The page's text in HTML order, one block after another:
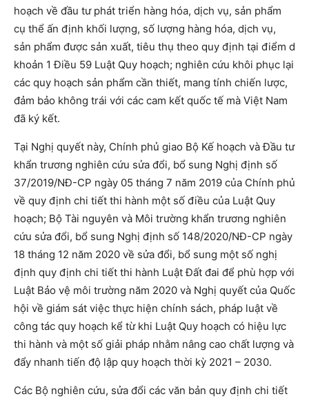
hoạch về đầu tư phát triển hàng hóa, dịch vụ, sản phẩm
cụ thể ấn định khối lượng, số lượng hàng hóa, dịch vụ,
sản phẩm được sản xuất, tiêu thụ theo quy định tại điểm d
khoản 1 Điều 59 Luật Quy hoạch; nghiên cứu khôi phục lại
các quy hoạch sản phẩm cần thiết, mang tính chiến lược,
đảm bảo không trái với các cam kết quốc tế mà Việt Nam
đã ký kết.
Tại Nghị quyết này, Chính phủ giao Bộ Kế hoạch và Đầu tư
khẩn trương nghiên cứu sửa đổi, bổ sung Nghị định số
37/2019/NĐ-CP ngày 05 tháng 7 năm 2019 của Chính phủ
về quy định chi tiết thi hành một số điều của Luật Quy
hoạch; Bộ Tài nguyên và Môi trường khẩn trương nghiên
cứu sửa đổi, bổ sung Nghị định số 148/2020/NĐ-CP ngày
18 tháng 12 năm 2020 về sửa đổi, bổ sung một số nghị
định quy định chi tiết thi hành Luật Đất đai để phù hợp với
Luật Bảo vệ môi trường năm 2020 và Nghị quyết của Quốc
hội về giám sát việc thực hiện chính sách, pháp luật về
công tác quy hoạch kể từ khi Luật Quy hoạch có hiệu lực
thi hành và một số giải pháp nhằm nâng cao chất lượng và
đẩy nhanh tiến độ lập quy hoạch thời kỳ 2021 – 2030.
Các Bộ nghiên cứu, sửa đổi các văn bản quy định chi tiết